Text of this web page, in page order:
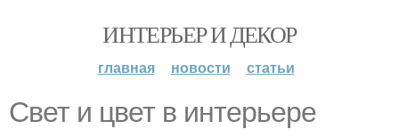
ИНТЕРЬЕР И ДЕКОР
главная новости статьи
Свет и цвет в интерьере